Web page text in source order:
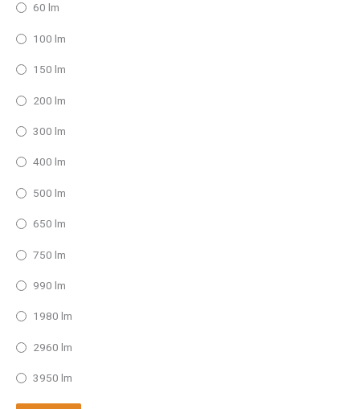
60 lm
100 lm
150 lm
200 lm
300 lm
400 lm
500 lm
650 lm
750 lm
990 lm
1980 lm
2960 lm
3950 lm